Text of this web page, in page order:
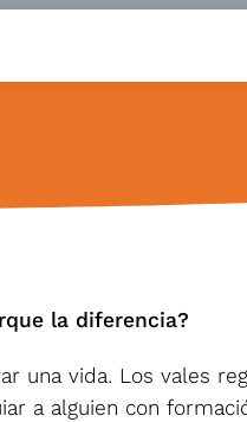
la diferencia?
una vida. Los vales
a alguien con